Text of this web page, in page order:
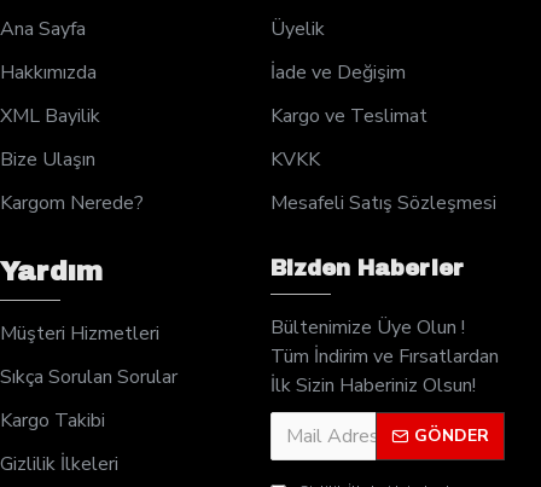
Ana Sayfa
Hakkımızda
XML Bayilik
Bize Ulaşın
Kargom Nerede?
Üyelik
İade ve Değişim
Kargo ve Teslimat
KVKK
Mesafeli Satış Sözleşmesi
Yardım
Müşteri Hizmetleri
Sıkça Sorulan Sorular
Kargo Takibi
Gizlilik İlkeleri
Bizden Haberler
Bültenimize Üye Olun !
Tüm İndirim ve Fırsatlardan
İlk Sizin Haberiniz Olsun!
GÖNDER